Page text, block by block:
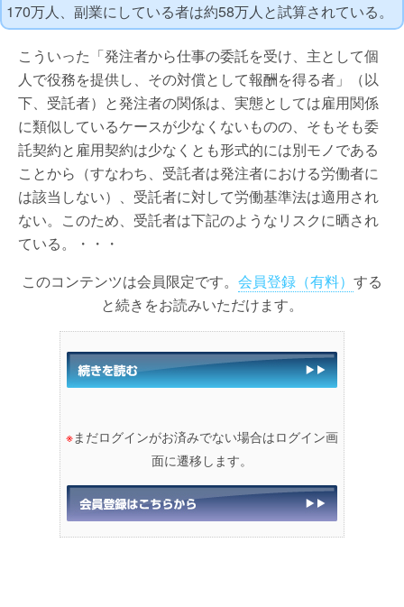
170万人、副業にしている者は約58万人と試算されている。
こういった「発注者から仕事の委託を受け、主として個
人で役務を提供し、その対償として報酬を得る者」（以
下、受託者）と発注者の関係は、実態としては雇用関係
に類似しているケースが少なくないものの、そもそも委
託契約と雇用契約は少なくとも形式的には別モノである
ことから（すなわち、受託者は発注者における労働者に
は該当しない）、受託者に対して労働基準法は適用され
ない。このため、受託者は下記のようなリスクに晒され
ている。・・・
このコンテンツは会員限定です。 会員登録（有料） する
と続きをお読みいただけます。
※まだログインがお済みでない場合はログイン画
面に遷移します。